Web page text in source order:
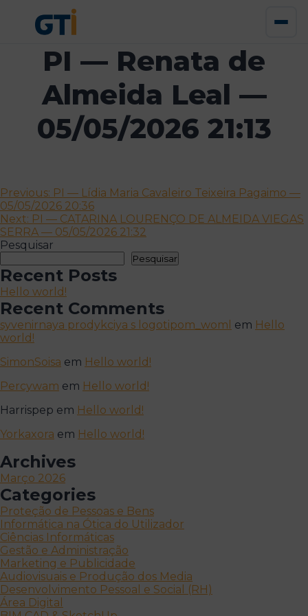
PI — Renata de
Almeida Leal —
05/05/2026 21:13
Navegação
de
artigos
Previous: PI — Lídia Maria Cavaleiro Teixeira Pagaimo —
05/05/2026 20:36
Next: PI — CATARINA LOURENÇO DE ALMEIDA VIEGAS
SERRA — 05/05/2026 21:32
Pesquisar
Pesquisar
Recent Posts
Hello world!
Recent Comments
syvenirnaya prodykciya s logotipom_woml em Hello
world!
SimonSoisa em Hello world!
Percywam em Hello world!
Harrispep em Hello world!
Yorkaxora em Hello world!
Archives
Março 2026
Categories
Proteção de Pessoas e Bens
Informática na Ótica do Utilizador
Ciências Informáticas
Gestão e Administração
Marketing e Publicidade
Audiovisuais e Produção dos Media
Desenvolvimento Pessoal e Social (RH)
Área Digital